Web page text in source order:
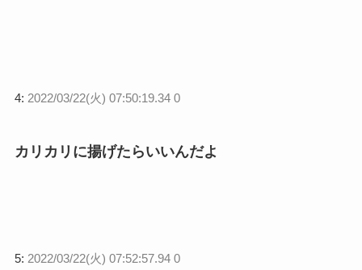
4: 2022/03/22(火) 07:50:19.34 0
カリカリに揚げたらいいんだよ
5: 2022/03/22(火) 07:52:57.94 0